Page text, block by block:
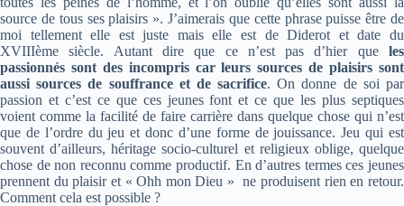
source de tous ses plaisirs ». J’aimerais que cette phrase puisse être de
moi tellement elle est juste mais elle est de Diderot et date du
XVIIIème siècle. Autant dire que ce n’est pas d’hier que les
passionnés sont des incompris car leurs sources de plaisirs sont
aussi sources de souffrance et de sacrifice. On donne de soi par
passion et c’est ce que ces jeunes font et ce que les plus septiques
voient comme la facilité de faire carrière dans quelque chose qui n’est
que de l’ordre du jeu et donc d’une forme de jouissance. Jeu qui est
souvent d’ailleurs, héritage socio-culturel et religieux oblige, quelque
chose de non reconnu comme productif. En d’autres termes ces jeunes
prennent du plaisir et « Ohh mon Dieu » ne produisent rien en retour.
Comment cela est possible ?